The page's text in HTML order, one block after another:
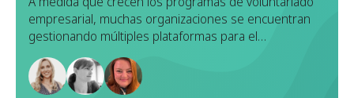
empresarial, muchas organizaciones se encuentran
gestionando múltiples plataformas para el
descubrimiento de eventos, el registro, la ejecución y
la elaboración de informes. Aunque cada
herramienta cumple una función, este enfoque